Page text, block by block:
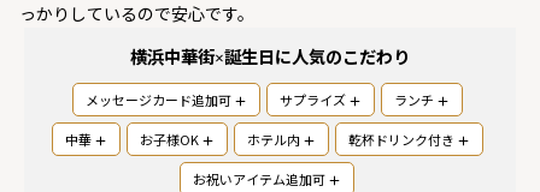
っかりしているので安心です。
横浜中華街×誕生日 に人気のこだわり
メッセージカード追加可 サプライズ ランチ
中華 お子様OK ホテル内 乾杯ドリンク付き
お祝いアイテム追加可